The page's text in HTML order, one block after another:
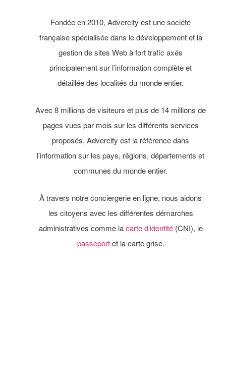
Fondée en 2010, Advercity est une société
française spécialisée dans le développement et la
gestion de sites Web à fort trafic axés
principalement sur l’information complète et
détaillée des localités du monde entier.
Avec 8 millions de visiteurs et plus de 14 millions de
pages vues par mois sur les différents services
proposés, Advercity est la référence dans
l’information sur les pays, régions, départements et
communes du monde entier.
À travers notre conciergerie en ligne, nous aidons
les citoyens avec les différentes démarches
administratives comme lacarte d’identité(CNI), le
passeportet la carte grise.